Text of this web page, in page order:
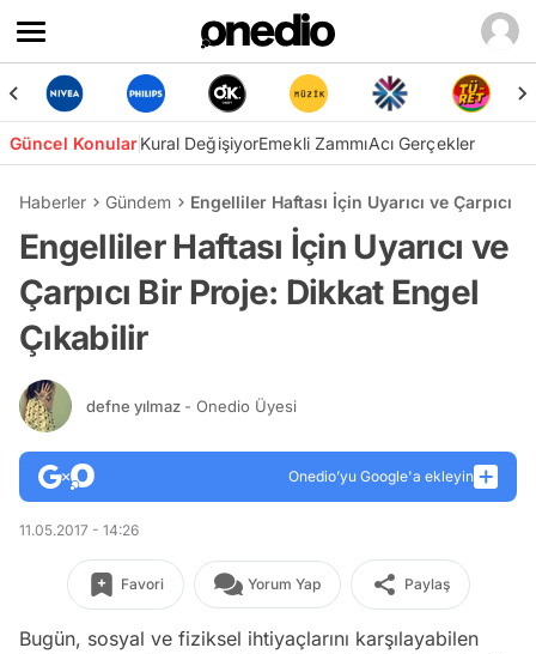
Güncel KonularKural DeğişiyorEmekli ZammıAcı Gerçekler
Haberler Gündem Engelliler Haftası İçin Uyarıcı ve Çarpıcı
Engelliler Haftası İçin Uyarıcı ve
Çarpıcı Bir Proje: Dikkat Engel
Çıkabilir
defne yılmaz - Onedio Üyesi
Onedio’yu Google'a ekleyin
11.05.2017 - 14:26
Favori Yorum Yap Paylaş
Bugün, sosyal ve fiziksel ihtiyaçlarını karşılayabilen